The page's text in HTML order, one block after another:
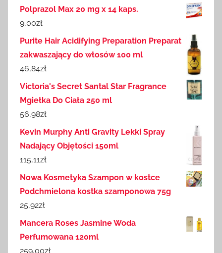
Polprazol Max 20 mg x 14 kaps.
9,00zł
Purite Hair Acidifying Preparation Preparat
zakwaszający do włosów 100 ml
46,84zł
Victoria's Secret Santal Star Fragrance
Mgiełka Do Ciała 250 ml
56,98zł
Kevin Murphy Anti Gravity Lekki Spray
Nadający Objętości 150ml
115,11zł
Nowa Kosmetyka Szampon w kostce
Podchmielona kostka szamponowa 75g
25,92zł
Mancera Roses Jasmine Woda
Perfumowana 120ml
259,00zł